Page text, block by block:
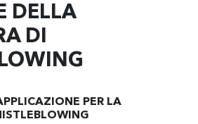
DELLA
DI
PER LA